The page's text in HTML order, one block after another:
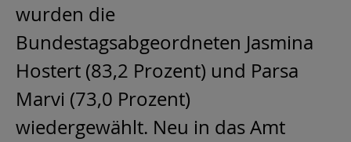
wurden die
Bundestagsabgeordneten Jasmina
Hostert (83,2 Prozent) und Parsa
Marvi (73,0 Prozent)
wiedergewählt. Neu in das Amt